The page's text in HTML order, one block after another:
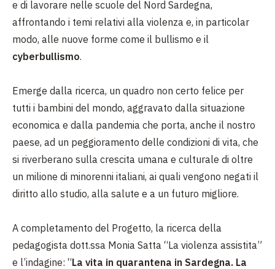
e di lavorare nelle scuole del Nord Sardegna,
affrontando i temi relativi alla violenza e, in particolar
modo, alle nuove forme come il bullismo e il
cyberbullismo.
Emerge dalla ricerca, un quadro non certo felice per
tutti i bambini del mondo, aggravato dalla situazione
economica e dalla pandemia che porta, anche il nostro
paese, ad un peggioramento delle condizioni di vita, che
si riverberano sulla crescita umana e culturale di oltre
un milione di minorenni italiani, ai quali vengono negati il
diritto allo studio, alla salute e a un futuro migliore.
A completamento del Progetto, la ricerca della
pedagogista dott.ssa Monia Satta “La violenza assistita”
e l’indagine: “La vita in quarantena in Sardegna. La